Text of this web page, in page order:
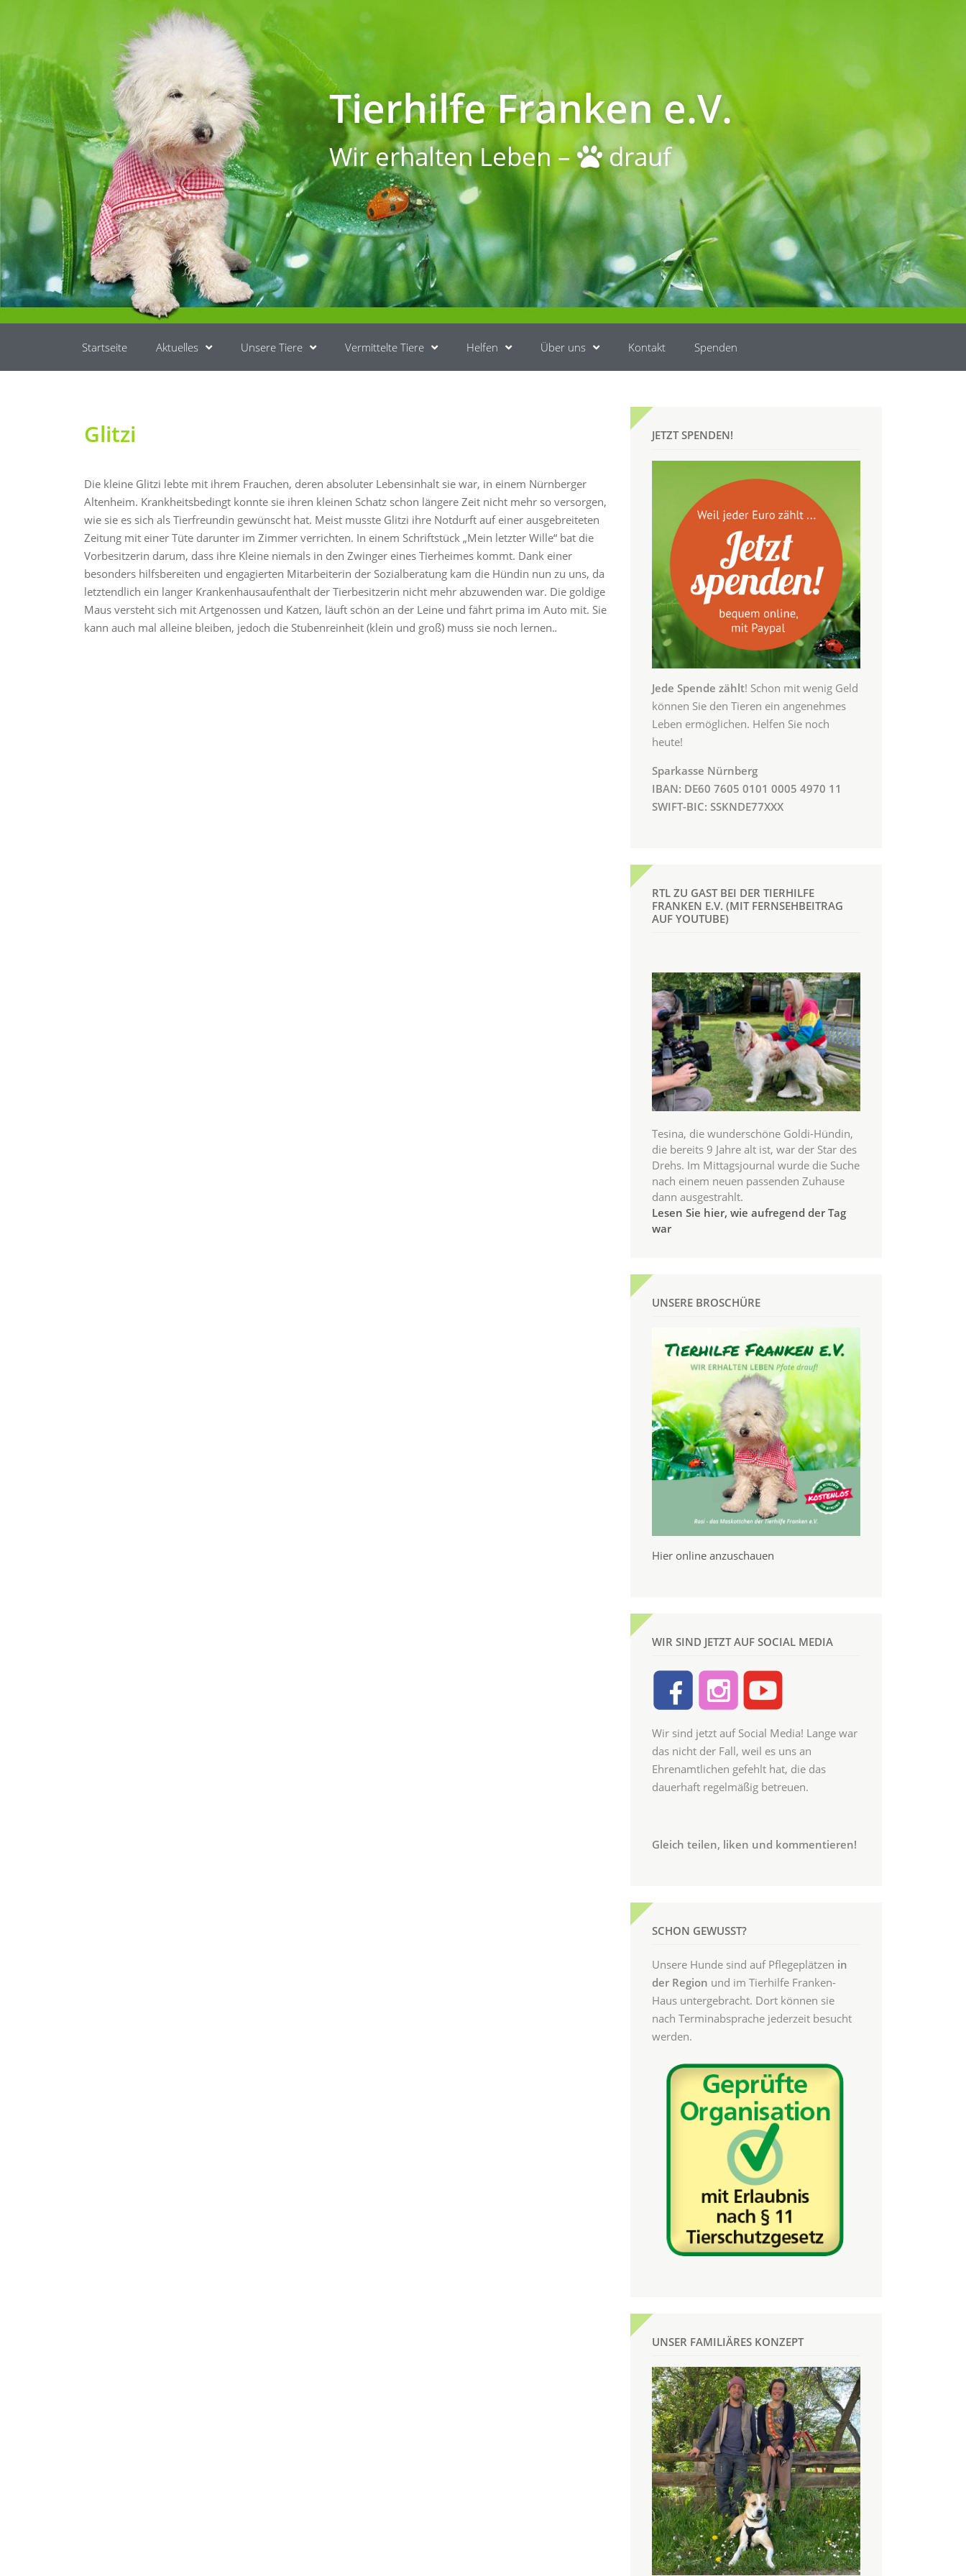
Tierhilfe Franken e.V.
Wir erhalten Leben – drauf
Startseite Aktuelles Unsere Tiere Vermittelte Tiere Helfen Über uns Kontakt Spenden
Glitzi
Die kleine Glitzi lebte mit ihrem Frauchen, deren absoluter Lebensinhalt sie war, in einem Nürnberger
Altenheim. Krankheitsbedingt konnte sie ihren kleinen Schatz schon längere Zeit nicht mehr so versorgen,
wie sie es sich als Tierfreundin gewünscht hat. Meist musste Glitzi ihre Notdurft auf einer ausgebreiteten
Zeitung mit einer Tüte darunter im Zimmer verrichten. In einem Schriftstück „Mein letzter Wille“ bat die
Vorbesitzerin darum, dass ihre Kleine niemals in den Zwinger eines Tierheimes kommt. Dank einer
besonders hilfsbereiten und engagierten Mitarbeiterin der Sozialberatung kam die Hündin nun zu uns, da
letztendlich ein langer Krankenhausaufenthalt der Tierbesitzerin nicht mehr abzuwenden war. Die goldige
Maus versteht sich mit Artgenossen und Katzen, läuft schön an der Leine und fährt prima im Auto mit. Sie
kann auch mal alleine bleiben, jedoch die Stubenreinheit (klein und groß) muss sie noch lernen..
JETZT SPENDEN!
Jede Spende zählt! Schon mit wenig Geld
können Sie den Tieren ein angenehmes
Leben ermöglichen. Helfen Sie noch
heute!
Sparkasse Nürnberg
IBAN: DE60 7605 0101 0005 4970 11
SWIFT-BIC: SSKNDE77XXX
RTL ZU GAST BEI DER TIERHILFE
FRANKEN E.V. (MIT FERNSEHBEITRAG
AUF YOUTUBE)
Tesina, die wunderschöne Goldi-Hündin,
die bereits 9 Jahre alt ist, war der Star des
Drehs. Im Mittagsjournal wurde die Suche
nach einem neuen passenden Zuhause
dann ausgestrahlt.
Lesen Sie hier, wie aufregend der Tag
war
UNSERE BROSCHÜRE
Hier online anzuschauen
WIR SIND JETZT AUF SOCIAL MEDIA
Wir sind jetzt auf Social Media! Lange war
das nicht der Fall, weil es uns an
Ehrenamtlichen gefehlt hat, die das
dauerhaft regelmäßig betreuen.
Gleich teilen, liken und kommentieren!
SCHON GEWUSST?
Unsere Hunde sind auf Pflegeplätzen in
der Region und im Tierhilfe Franken-
Haus untergebracht. Dort können sie
nach Terminabsprache jederzeit besucht
werden.
UNSER FAMILIÄRES KONZEPT